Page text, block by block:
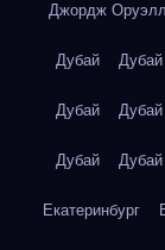
Джордж
Дубай Дубай
Дубай Дубай
Дубай Дубай
Екатеринбург